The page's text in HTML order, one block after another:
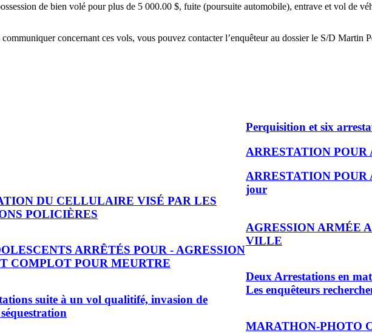
de bien volé pour plus de 5 000.00 $, fuite (poursuite automobile), entrave et vol de
concernant ces vols, vous pouvez contacter l’enquêteur au dossier le S/D Martin
Perquisition et six
ARRESTATION POUR
ARRESTATION POUR
jour
DU CELLULAIRE VISÉ PAR LES
POLICIÈRES
AGRESSION ARMÉE
VILLE
ARRÊTÉS POUR - AGRESSION
COMPLOT POUR MEURTRE
Deux Arrestations en
Les enquêteurs
suite à un vol qualitifé, invasion de
MARATHON-PHOTO